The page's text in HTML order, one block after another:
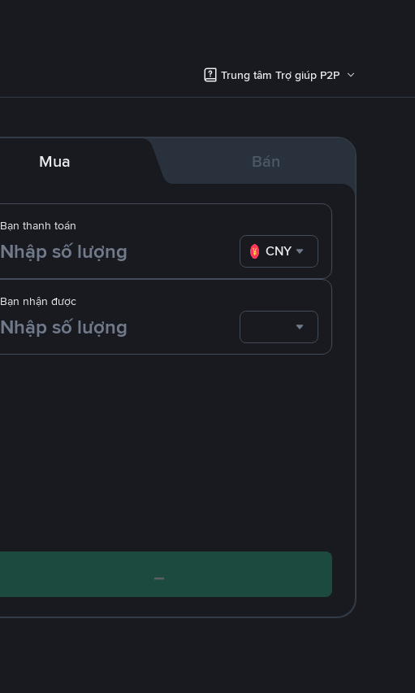
Trung tâm Trợ giúp P2P
Mua Bán
Bạn thanh toán
CNY
Bạn nhận được